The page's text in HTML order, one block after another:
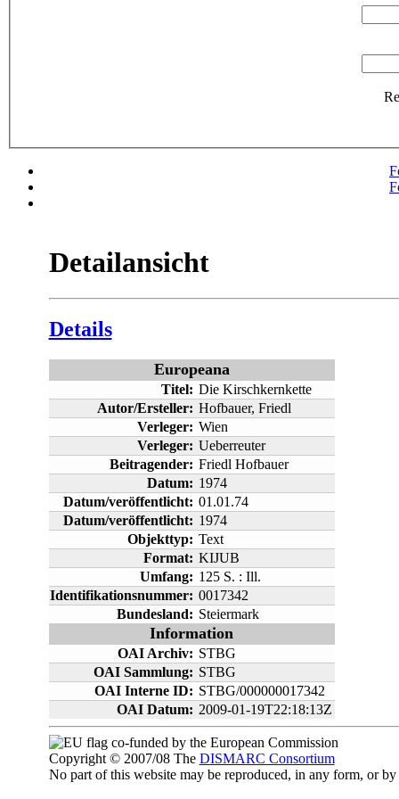
Detailansicht
Details
Europeana
Titel: Die Kirschkernkette
Autor/Ersteller: Hofbauer, Friedl
Verleger: Wien
Verleger: Ueberreuter
Beitragender: Friedl Hofbauer
Datum: 1974
Datum/veröffentlicht: 01.01.74
Datum/veröffentlicht: 1974
Objekttyp: Text
Format: KIJUB
Umfang: 125 S. : Ill.
Identifikationsnummer: 0017342
Bundesland: Steiermark
Information
OAI Archiv: STBG
OAI Sammlung: STBG
OAI Interne ID: STBG/000000017342
OAI Datum: 2009-01-19T22:18:13Z
co-funded by the European Commission
Copyright © 2007/08 The DISMARC Consortium
No part of this website may be reproduced, in any form, or